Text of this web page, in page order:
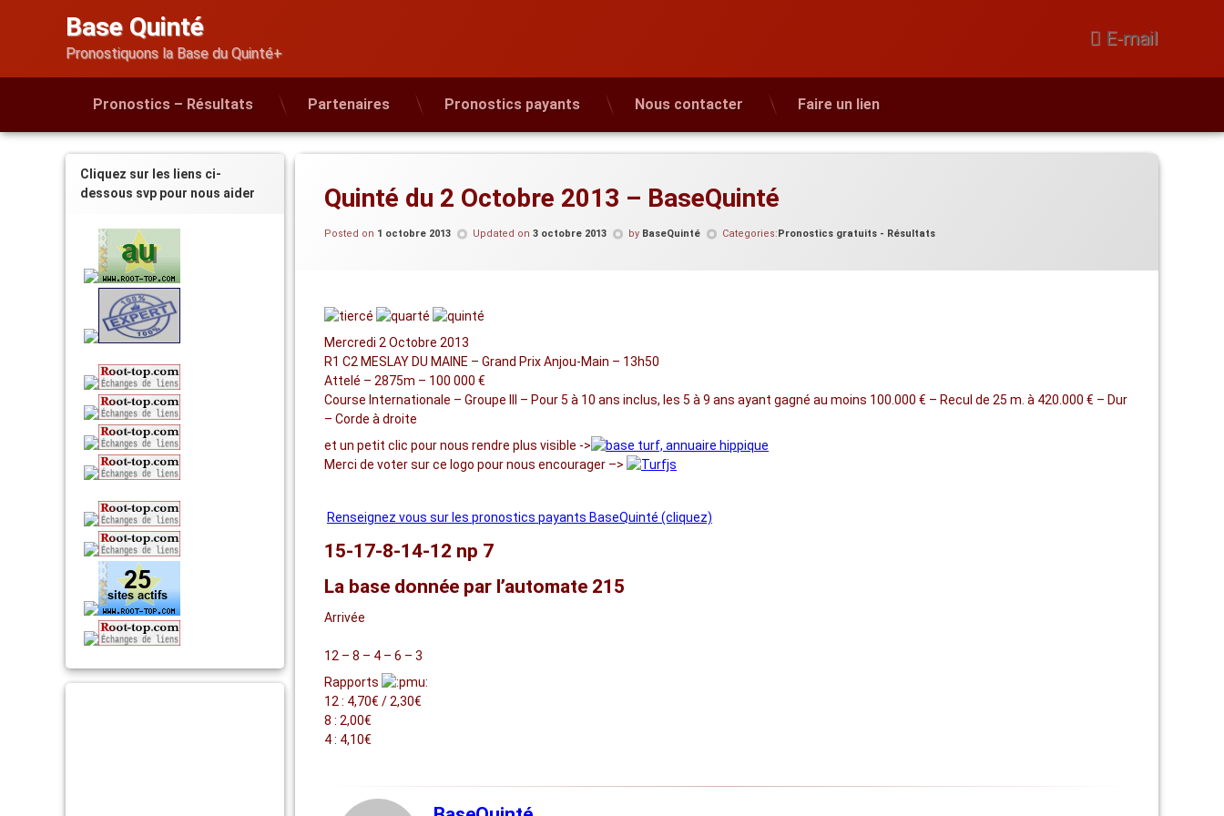
Base Quinté
Pronostiquons la Base du Quinté+
E-mail
Pronostics – Résultats Partenaires Pronostics payants Nous contacter Faire un lien
Quinté du 2 Octobre 2013 – BaseQuinté
Posted on 1 octobre 2013 Updated on 3 octobre 2013 by BaseQuinté Categories:Pronostics gratuits - Résultats
Mercredi 2 Octobre 2013
R1 C2 MESLAY DU MAINE – Grand Prix Anjou-Main – 13h50
Attelé – 2875m – 100 000 €
Course Internationale – Groupe III – Pour 5 à 10 ans inclus, les 5 à 9 ans ayant gagné au moins 100.000 € – Recul de 25 m. à 420.000 € – Dur
– Corde à droite
et un petit clic pour nous rendre plus visible ->
Merci de voter sur ce logo pour nous encourager –>
Renseignez vous sur les pronostics payants BaseQuinté (cliquez)
15-17-8-14-12 np 7
La base donnée par l’automate 215
Arrivée
12 – 8 – 4 – 6 – 3
Rapports
12 : 4,70€ / 2,30€
8 : 2,00€
4 : 4,10€
Cliquez sur les liens ci-
dessous svp pour nous aider